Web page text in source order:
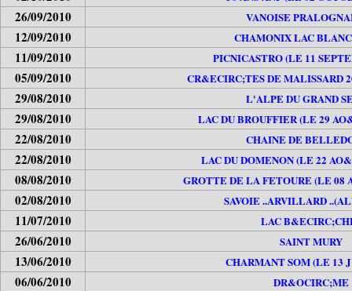
26/09/2010 VANOISE
12/09/2010 CHAMONIX LAC
11/09/2010 PICNICASTRO (LE 11
05/09/2010 CR&ECIRC;TES DE MALISSARD
29/08/2010 L'ALPE DU GRAND
29/08/2010 LAC DU BROUFFIER (LE 29
22/08/2010 CHAINE DE
22/08/2010 LAC DU DOMENON (LE 22
08/08/2010 GROTTE DE LA FETOURE (LE 08
02/08/2010 SAVOIE ..ARVILLARD
11/07/2010 LAC
26/06/2010 SAINT MURY
13/06/2010 CHARMANT SOM (LE 13
06/06/2010 DR&OCIRC;ME